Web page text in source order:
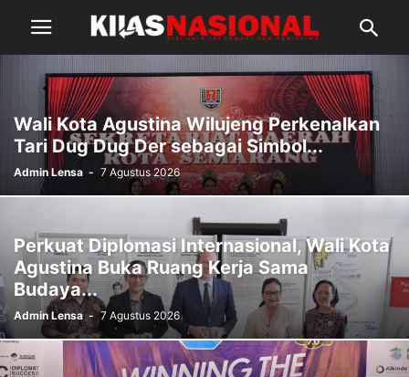
Wali Kota Agustina Wilujeng Perkenalkan
Tari Dug Dug Der sebagai Simbol...
Admin Lensa - 7 Agustus 2026
Perkuat Diplomasi Internasional, Wali Kota
Agustina Buka Ruang Kerja Sama
Budaya...
Admin Lensa - 7 Agustus 2026